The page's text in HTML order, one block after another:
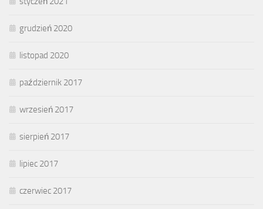
grudzień 2020
listopad 2020
październik 2017
wrzesień 2017
sierpień 2017
lipiec 2017
czerwiec 2017